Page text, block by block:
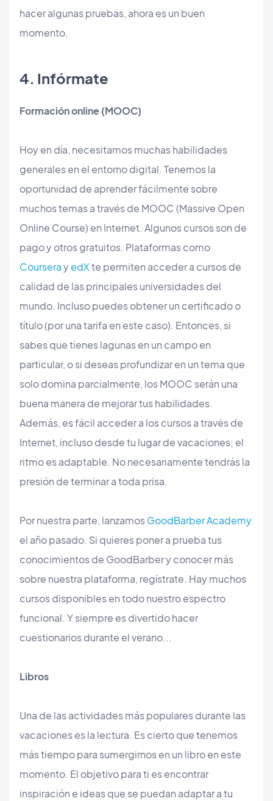
hacer algunas pruebas, ahora es un buen
momento.
​4. Infórmate
Formación online (MOOC)
Hoy en día, necesitamos muchas habilidades
generales en el entorno digital. Tenemos la
oportunidad de aprender fácilmente sobre
muchos temas a través de MOOC (Massive Open
Online Course) en Internet. Algunos cursos son de
pago y otros gratuitos. Plataformas como
CourserayedXte permiten acceder a cursos de
calidad de las principales universidades del
mundo. Incluso puedes obtener un certificado o
título (por una tarifa en este caso). Entonces, si
sabes que tienes lagunas en un campo en
particular, o si deseas profundizar en un tema que
solo domina parcialmente, los MOOC serán una
buena manera de mejorar tus habilidades.
Además, es fácil acceder a los cursos a través de
Internet, incluso desde tu lugar de vacaciones; el
ritmo es adaptable. No necesariamente tendrás la
presión de terminar a toda prisa.
Por nuestra parte, lanzamosGoodBarber Academy
el año pasado. Si quieres poner a prueba tus
conocimientos de GoodBarber y conocer más
sobre nuestra plataforma, regístrate. Hay muchos
cursos disponibles en todo nuestro espectro
funcional. Y siempre es divertido hacer
cuestionarios durante el verano...
Libros
Una de las actividades más populares durante las
vacaciones es la lectura. Es cierto que tenemos
más tiempo para sumergirnos en un libro en este
momento. El objetivo para ti es encontrar
inspiración e ideas que se puedan adaptar a tu